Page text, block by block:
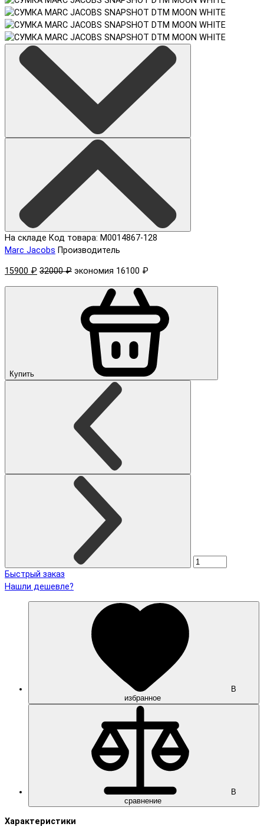
На складе Код товара: M0014867-128
Marc Jacobs Производитель
15900 ₽ 32000 ₽ экономия 16100 ₽
Купить
Быстрый заказ
Нашли дешевле?
В
избранное
В
сравнение
Характеристики